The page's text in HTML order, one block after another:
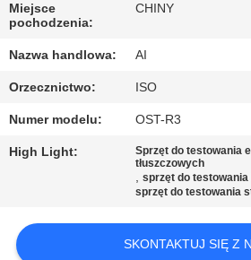
SKONTAKTUJ
SIĘ
Z
AKTUALNOŚCI
SPRAWY
Miejsce
pochodzenia:
CHINY
Nazwa handlowa: AI
Orzecznictwo: ISO
Numer modelu: OST-R3
High Light:
Sprzęt do testowania
tłuszczowych
,sprzęt do testowania
sprzęt do testowania
SKONTAKTUJ SIĘ Z